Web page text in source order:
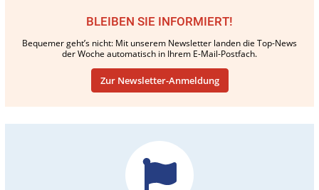
BLEIBEN SIE INFORMIERT!
Bequemer geht’s nicht: Mit unserem Newsletter landen die Top-News
der Woche automatisch in Ihrem E-Mail-Postfach.
Zur Newsletter-Anmeldung